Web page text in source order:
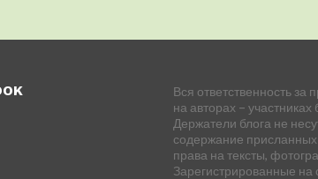
Вся ответственность
на авторах – участниках
Держатели блога не
содержание присланных
права на тексты,
Зарегистрированные на